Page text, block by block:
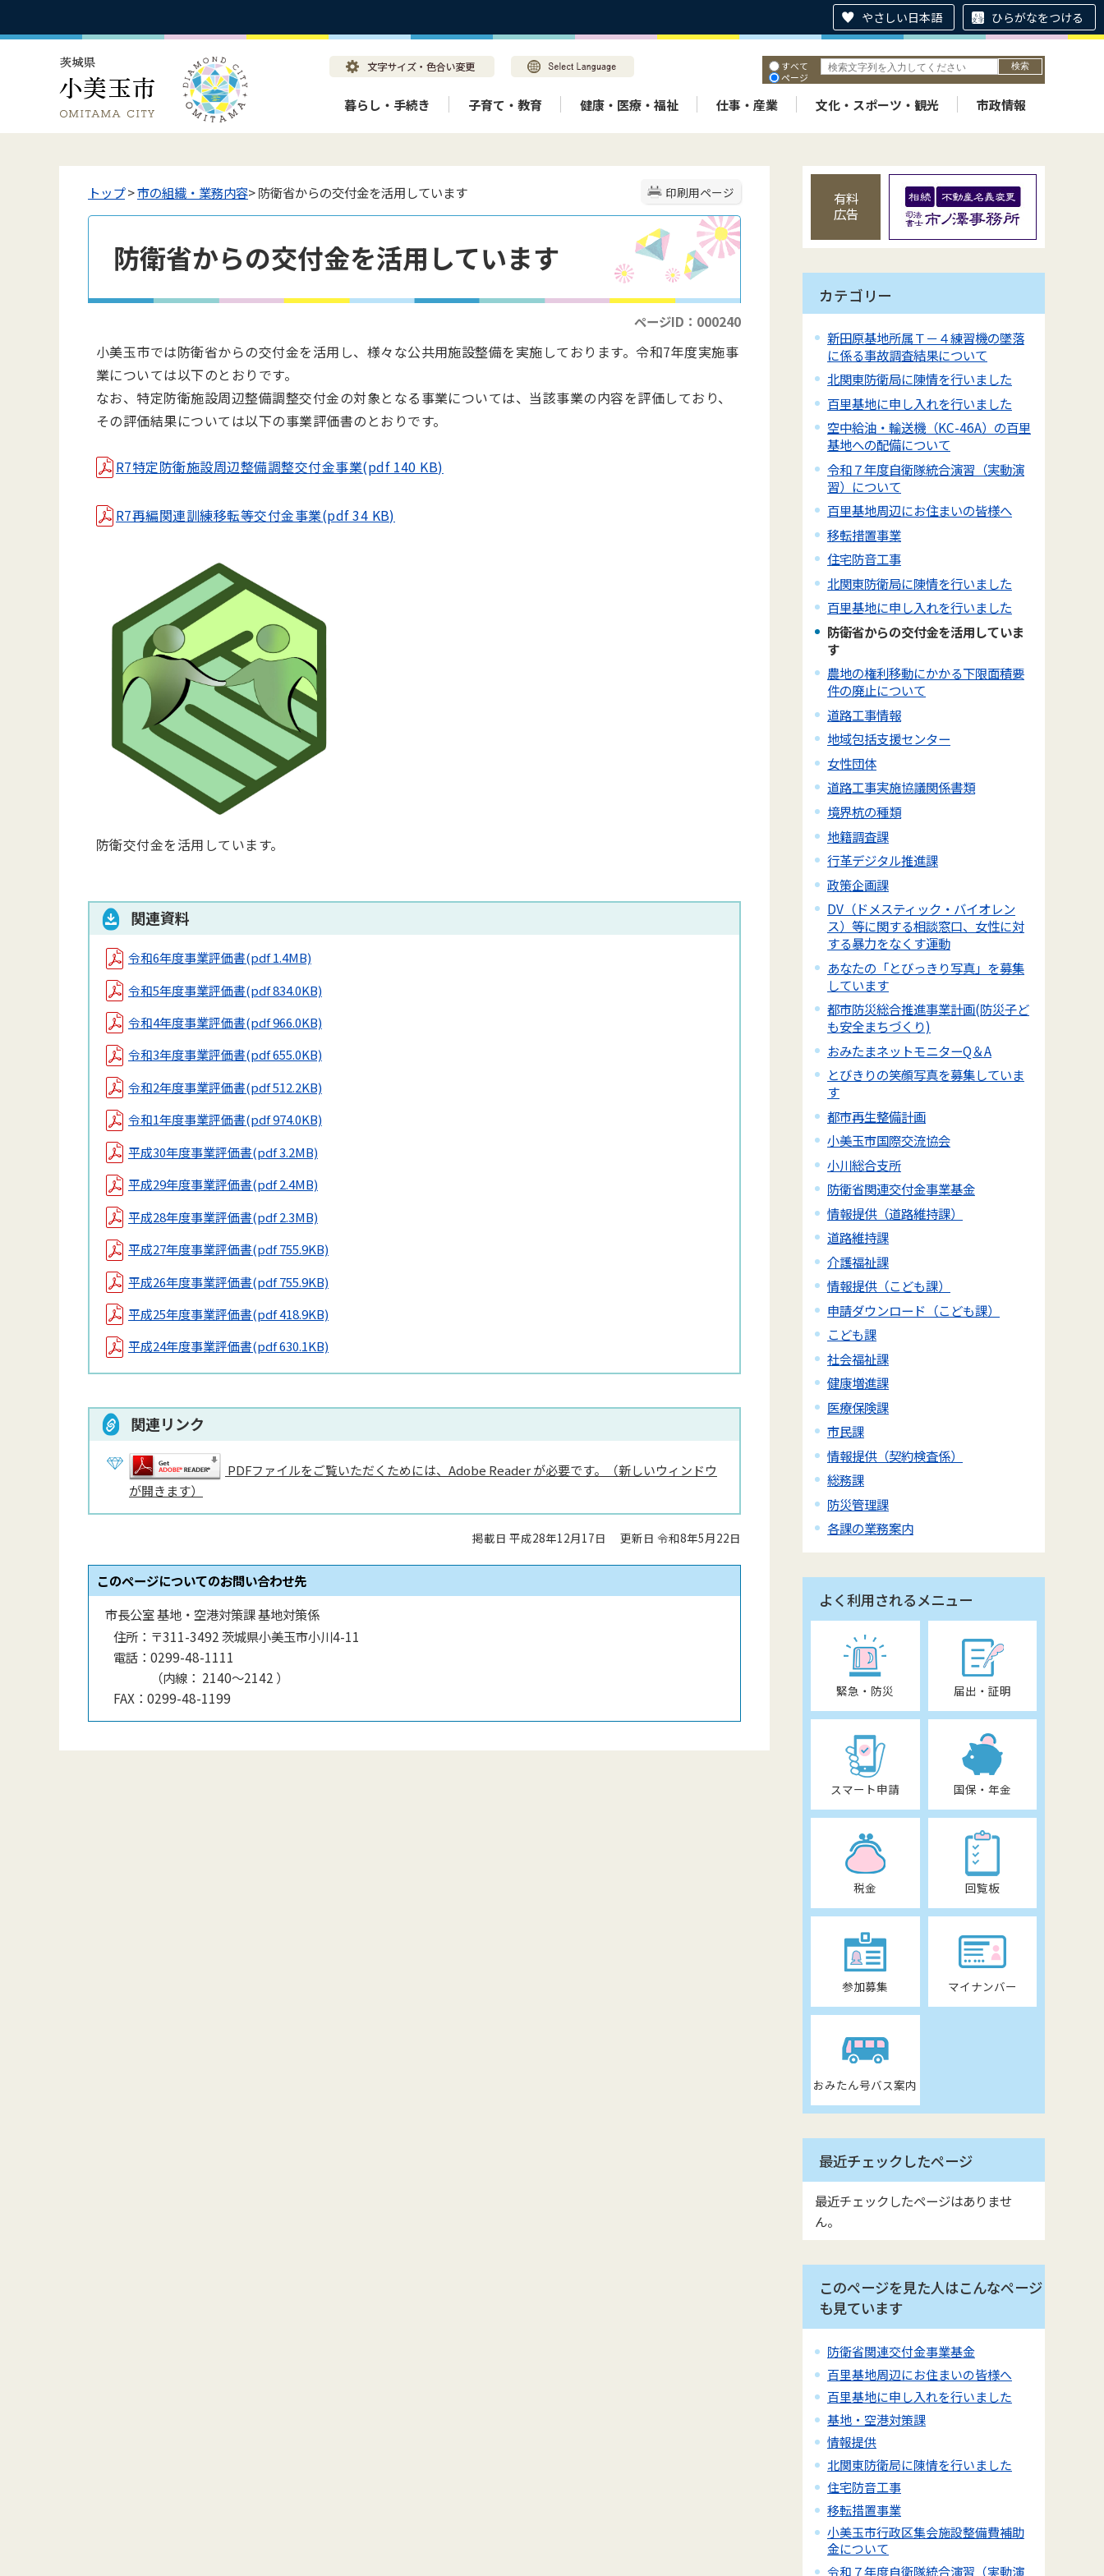
やさしい日本語 ひらがなをつける
すべて
ページ
暮らし・手続き 子育て・教育 健康・医療・福祉 仕事・産業 文化・スポーツ・観光 市政情報
印刷用ページ
トップ>市の組織・業務内容> 防衛省からの交付金を活用しています
防衛省からの交付金を活用しています
ページID：000240
小美玉市では防衛省からの交付金を活用し、様々な公共用施設整備を実施しております。令和7年度実施事
業については以下のとおりです。
なお、特定防衛施設周辺整備調整交付金の対象となる事業については、当該事業の内容を評価しており、
その評価結果については以下の事業評価書のとおりです。
R7特定防衛施設周辺整備調整交付金事業(pdf 140 KB)
R7再編関連訓練移転等交付金事業(pdf 34 KB)
防衛交付金を活用しています。
関連資料
令和6年度事業評価書(pdf 1.4MB)
令和5年度事業評価書(pdf 834.0KB)
令和4年度事業評価書(pdf 966.0KB)
令和3年度事業評価書(pdf 655.0KB)
令和2年度事業評価書(pdf 512.2KB)
令和1年度事業評価書(pdf 974.0KB)
平成30年度事業評価書(pdf 3.2MB)
平成29年度事業評価書(pdf 2.4MB)
平成28年度事業評価書(pdf 2.3MB)
平成27年度事業評価書(pdf 755.9KB)
平成26年度事業評価書(pdf 755.9KB)
平成25年度事業評価書(pdf 418.9KB)
平成24年度事業評価書(pdf 630.1KB)
関連リンク
PDFファイルをご覧いただくためには、Adobe Reader が必要です。（新しいウィンドウ
が開きます）
掲載日 平成28年12月17日 更新日 令和8年5月22日
このページについてのお問い合わせ先
市長公室 基地・空港対策課 基地対策係
住所： 〒311-3492 茨城県小美玉市小川4-11
電話： 0299-48-1111
（内線 ： 2140〜2142 ）
FAX： 0299-48-1199
有料
広告
カテゴリー
新田原基地所属Ｔ－４練習機の墜落
に係る事故調査結果について
北関東防衛局に陳情を行いました
百里基地に申し入れを行いました
空中給油・輸送機（KC-46A）の百里
基地への配備について
令和７年度自衛隊統合演習（実動演
習）について
百里基地周辺にお住まいの皆様へ
移転措置事業
住宅防音工事
北関東防衛局に陳情を行いました
百里基地に申し入れを行いました
防衛省からの交付金を活用していま
す
農地の権利移動にかかる下限面積要
件の廃止について
道路工事情報
地域包括支援センター
女性団体
道路工事実施協議関係書類
境界杭の種類
地籍調査課
行革デジタル推進課
政策企画課
DV（ドメスティック・バイオレン
ス）等に関する相談窓口、女性に対
する暴力をなくす運動
あなたの「とびっきり写真」を募集
しています
都市防災総合推進事業計画(防災子ど
も安全まちづくり)
おみたまネットモニターQ＆A
とびきりの笑顔写真を募集していま
す
都市再生整備計画
小美玉市国際交流協会
小川総合支所
防衛省関連交付金事業基金
情報提供（道路維持課）
道路維持課
介護福祉課
情報提供（こども課）
申請ダウンロード（こども課）
こども課
社会福祉課
健康増進課
医療保険課
市民課
情報提供（契約検査係）
総務課
防災管理課
各課の業務案内
よく利用されるメニュー
緊急・防災 届出・証明
スマート申請 国保・年金
税金 回覧板
参加募集 マイナンバー
おみたん号バス案内
最近チェックしたページ
最近チェックしたページはありませ
ん。
このページを見た人はこんなページ
も見ています
防衛省関連交付金事業基金
百里基地周辺にお住まいの皆様へ
百里基地に申し入れを行いました
基地・空港対策課
情報提供
北関東防衛局に陳情を行いました
住宅防音工事
移転措置事業
小美玉市行政区集会施設整備費補助
金について
令和７年度自衛隊統合演習（実動演